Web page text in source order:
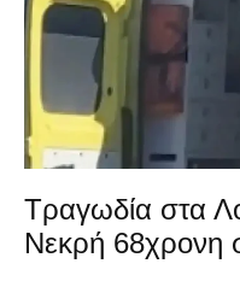
Τραγωδία στα
Νεκρή 68χρονη